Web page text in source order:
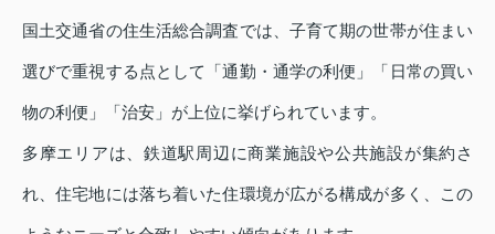
国土交通省の住生活総合調査では、子育て期の世帯が住まい
選びで重視する点として「通勤・通学の利便」「日常の買い
物の利便」「治安」が上位に挙げられています。
多摩エリアは、鉄道駅周辺に商業施設や公共施設が集約さ
れ、住宅地には落ち着いた住環境が広がる構成が多く、この